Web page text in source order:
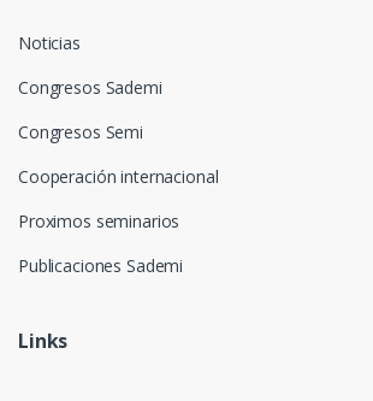
Noticias
Congresos Sademi
Congresos Semi
Cooperación internacional
Proximos seminarios
Publicaciones Sademi
Links